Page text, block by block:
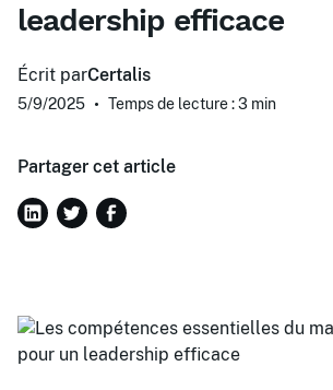
leadership efficace
Écrit parCertalis
5/9/2025 • Temps de lecture : 3 min
Partager cet article